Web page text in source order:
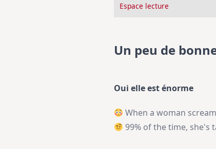
Espace lecture
Un peu de
Oui elle est énorme
When a woman
99% of the time, she's